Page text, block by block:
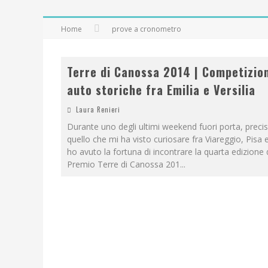
Home prove a cronometro
Terre di Canossa 2014 |
auto storiche fra Emilia e Versilia
Laura Renieri
Durante uno degli ultimi weekend fuori porta,
quello che mi ha visto curiosare fra Viareggio, Pisa
ho avuto la fortuna di incontrare la quarta edizione
Premio Terre di Canossa 201 ...